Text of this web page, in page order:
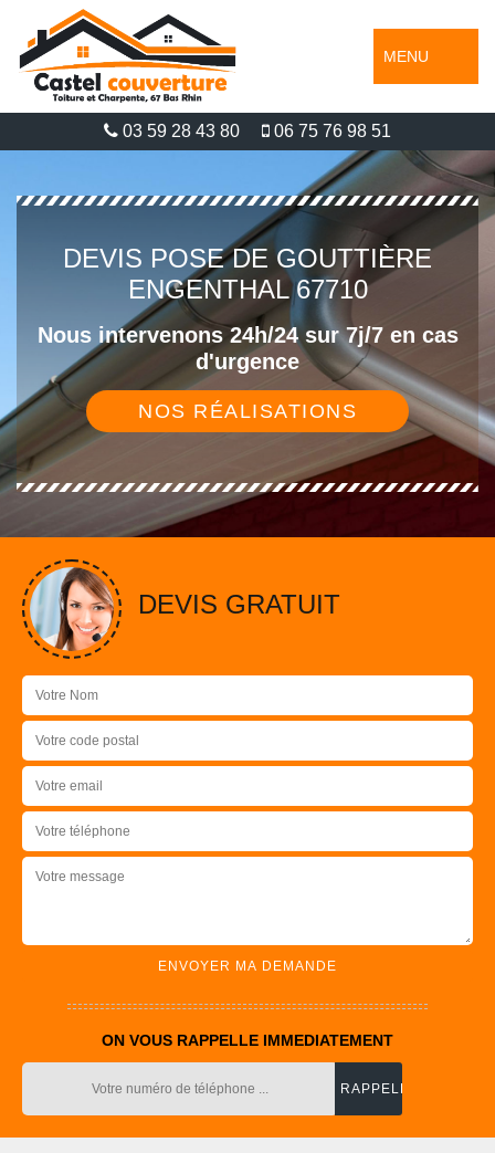
MENU
03 59 28 43 80 06 75 76 98 51
DEVIS POSE DE GOUTTIÈRE
ENGENTHAL 67710
Nous intervenons 24h/24 sur 7j/7 en cas
d'urgence
NOS RÉALISATIONS
DEVIS GRATUIT
ON VOUS RAPPELLE IMMEDIATEMENT